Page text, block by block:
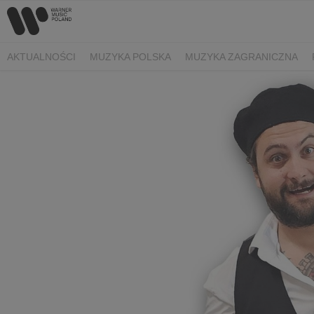
AKTUALNOŚCI MUZYKA POLSKA MUZYKA ZAGRANICZNA